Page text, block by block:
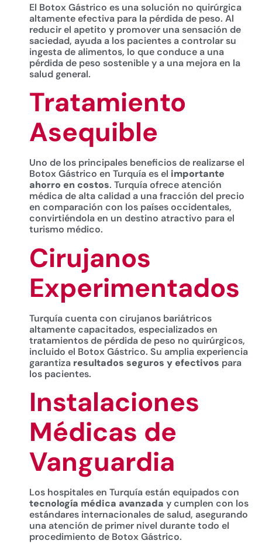
El Botox Gástrico es una solución no quirúrgica
altamente efectiva para la pérdida de peso. Al
reducir el apetito y promover una sensación de
saciedad, ayuda a los pacientes a controlar su
ingesta de alimentos, lo que conduce a una
pérdida de peso sostenible y a una mejora en la
salud general.
Tratamiento
Asequible
Uno de los principales beneficios de realizarse el
Botox Gástrico en Turquía es el importante
ahorro en costos. Turquía ofrece atención
médica de alta calidad a una fracción del precio
en comparación con los países occidentales,
convirtiéndola en un destino atractivo para el
turismo médico.
Cirujanos
Experimentados
Turquía cuenta con cirujanos bariátricos
altamente capacitados, especializados en
tratamientos de pérdida de peso no quirúrgicos,
incluido el Botox Gástrico. Su amplia experiencia
garantiza resultados seguros y efectivos para
los pacientes.
Instalaciones
Médicas de
Vanguardia
Los hospitales en Turquía están equipados con
tecnología médica avanzada y cumplen con los
estándares internacionales de salud, asegurando
una atención de primer nivel durante todo el
procedimiento de Botox Gástrico.